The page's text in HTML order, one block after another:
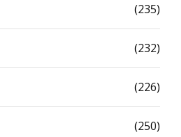
(235)
(232)
(226)
(250)